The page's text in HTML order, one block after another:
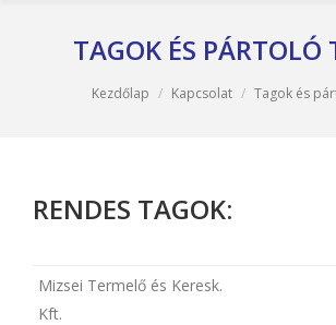
TAGOK ÉS PÁRTOLÓ
You are here:
Kezdőlap Kapcsolat Tagok és
RENDES TAGOK:
Mizsei Termelő és Keresk.
Kft.